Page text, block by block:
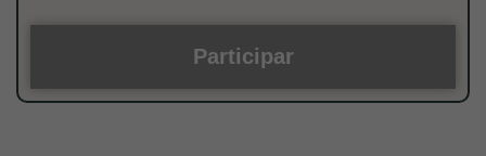
Participar